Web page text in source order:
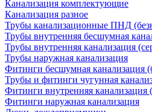
Канализация комплектующие
Канализация разное
Трубы канализационные ПНД
Трубы внутренняя бесшумная
Трубы внутренняя канализация
Трубы наружная канализация
Фитинги бесшумная канализация
Трубы и фитинги чугунная
Фитинги внутренняя канализация
Фитинги наружная канализация